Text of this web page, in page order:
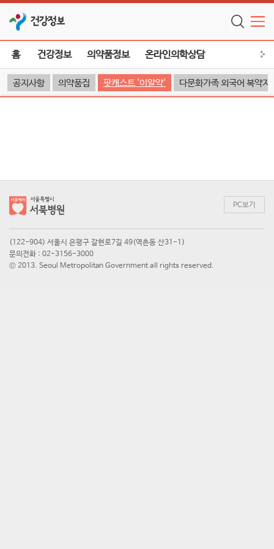
건강정보
홈 건강정보 의약품정보 온라인의학상담
공지사항 의약품집 팟캐스트 '이알약' 다문화가족 외국어 복약지
PC보기
(122-904) 서울시 은평구 갈현로7길 49(역촌동 산31-1)
문의전화 : 02-3156-3000
© 2013. Seoul Metropolitan Government all rights reserved.